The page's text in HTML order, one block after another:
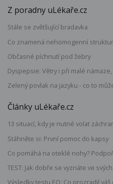
Z poradny uLékaře.cz
Stále se zvětšující bradavka
Co znamená nehomogenní
Občasné píchnutí pod žebry
Dyspepsie: Větry i při malé
Zelený povlak na jazyku - co to
Články uLékaře.cz
13 situací, kdy je nutné volat
Stáhněte si: První pomoc do kapsy
Co pomáhá na oteklé nohy?
TEST: Jak dobře se vyznáte ve
Výsledky testu EQ: Co prozradil